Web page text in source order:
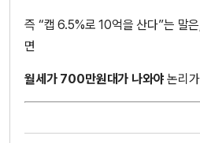
즉 “캡 6.5%로 10억을 산다”는 말
면
월세가 700만원대가 나와야 논리